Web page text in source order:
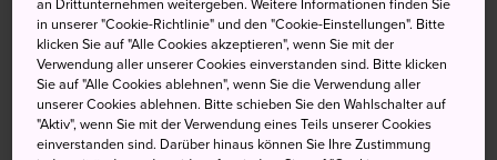
Mehrere Tage zu bleiben und in einem
Gästehaus zu übernachten
Einen Besuch im nahegelegenen Onsen, um die
müden Muskeln zu regenerieren
Die Nutzung der Lunchtickets, die bei den
an Drittunternehmen weitergeben. Weitere Informationen finden Sie
in unserer "Cookie-Richtlinie" und den "Cookie-Einstellungen". Bitte
klicken Sie auf "Alle Cookies akzeptieren", wenn Sie mit der
Verwendung aller unserer Cookies einverstanden sind. Bitte klicken
Sie auf "Alle Cookies ablehnen", wenn Sie die Verwendung aller
unserer Cookies ablehnen. Bitte schieben Sie den Wahlschalter auf
"Aktiv", wenn Sie mit der Verwendung eines Teils unserer Cookies
einverstanden sind. Darüber hinaus können Sie Ihre Zustimmung